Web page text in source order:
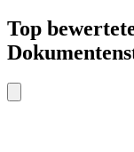
Top